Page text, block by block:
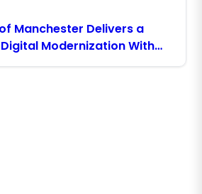
Manchester Delivers a
Modernization With